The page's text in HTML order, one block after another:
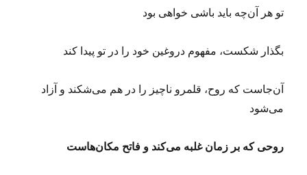
تو هر آن‌چه باید باشی خواهی بود
بگذار شکست، مفهوم دروغین خود را در تو پیدا کند
آن‌جاست که روح، قلمرو ناچیز را در هم می‌شکند و آزاد
می‌شود
روحی که بر زمان غلبه می‌کند و فاتح مکان‌هاست